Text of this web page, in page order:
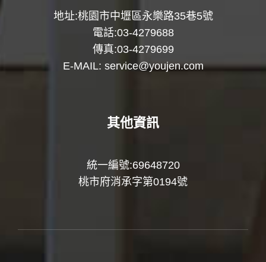
地址:桃園市中壢區永樂路35巷5號
電話:03-4279688
傳真:03-4279699
E-MAIL: service@youjen.com
其他資訊
統一編號:69648720
桃市府消承字第0194號